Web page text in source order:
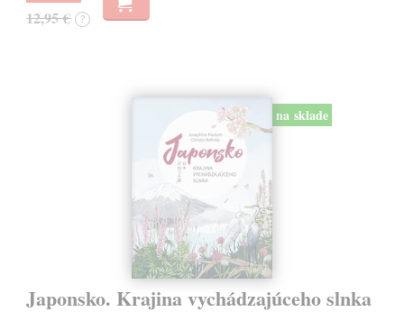
12,95 € ?
na sklade
Japonsko. Krajina vychádzajúceho slnka